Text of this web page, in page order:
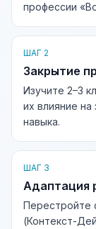
профессии
ШАГ 2
Закрытие
Изучите 2–3
их влияние
навыка.
ШАГ 3
Адаптация
Перестройте
(Контекст-